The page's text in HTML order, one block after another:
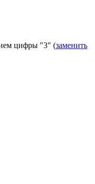
цифры "3" (заменить